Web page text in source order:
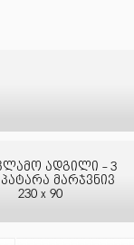
ადგილი - 3
მარჯვნივ
230 x 90